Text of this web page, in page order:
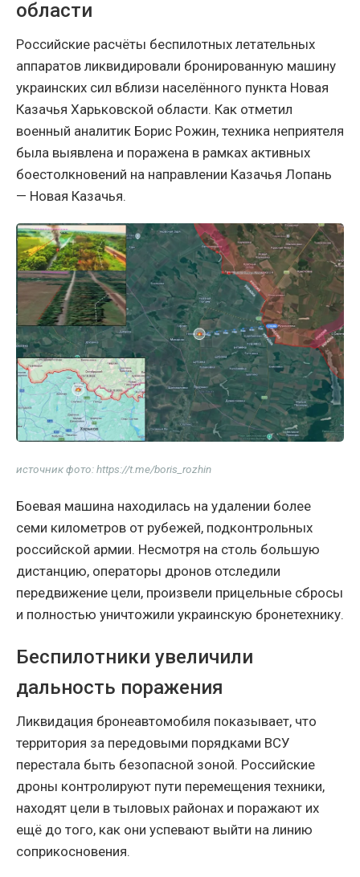
области
Российские расчёты беспилотных летательных
аппаратов ликвидировали бронированную машину
украинских сил вблизи населённого пункта Новая
Казачья Харьковской области. Как отметил
военный аналитик Борис Рожин, техника неприятеля
была выявлена и поражена в рамках активных
боестолкновений на направлении Казачья Лопань
— Новая Казачья.
источник фото: https://t.me/boris_rozhin
Боевая машина находилась на удалении более
семи километров от рубежей, подконтрольных
российской армии. Несмотря на столь большую
дистанцию, операторы дронов отследили
передвижение цели, произвели прицельные сбросы
и полностью уничтожили украинскую бронетехнику.
Беспилотники увеличили
дальность поражения
Ликвидация бронеавтомобиля показывает, что
территория за передовыми порядками ВСУ
перестала быть безопасной зоной. Российские
дроны контролируют пути перемещения техники,
находят цели в тыловых районах и поражают их
ещё до того, как они успевают выйти на линию
соприкосновения.